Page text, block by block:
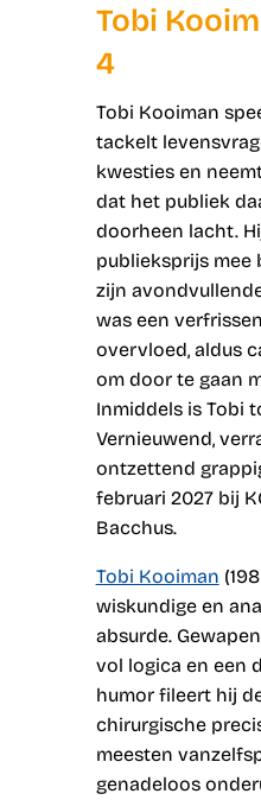
Tobi
4
Tobi Kooiman
tackelt
kwesties en
dat het publiek
doorheen lacht.
publieksprijs mee
zijn avondvullende
was een
overvloed, aldus
om door te gaan
Inmiddels is Tobi
Vernieuwend,
ontzettend
februari 2027 bij
Bacchus.
Tobi Kooiman
wiskundige en
absurde.
vol logica en een
humor fileert hij
chirurgische
meesten
genadeloos